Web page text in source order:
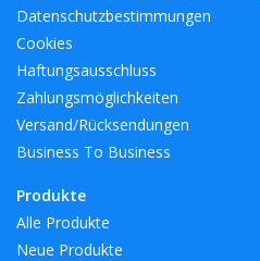
Datenschutzbestimmungen
Cookies
Haftungsausschluss
Zahlungsmöglichkeiten
Versand/Rücksendungen
Business To Business
Produkte
Alle Produkte
Neue Produkte